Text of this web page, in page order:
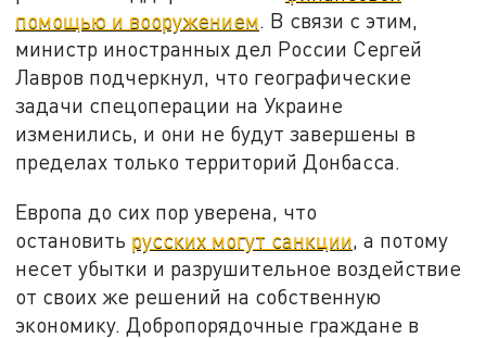
помощью и вооружением. В связи с этим,
министр иностранных дел России Сергей
Лавров подчеркнул, что географические
задачи спецоперации на Украине
изменились, и они не будут завершены в
пределах только территорий Донбасса.
Европа до сих пор уверена, что
остановить русских могут санкции, а потому
несет убытки и разрушительное воздействие
от своих же решений на собственную
экономику. Добропорядочные граждане в